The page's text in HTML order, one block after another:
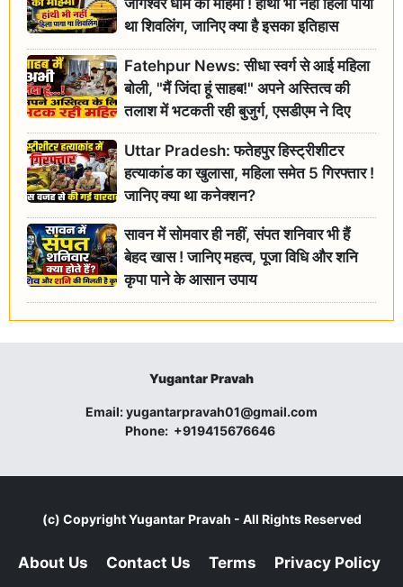
जागेश्वर धाम की महिमा ! हाथी भी नहीं हिला पाया
था शिवलिंग, जानिए क्या है इसका इतिहास
Fatehpur News: सीधा स्वर्ग से आई महिला
बोली, "मैं जिंदा हूं साहब!" अपने अस्तित्व की
तलाश में भटकती रही बुजुर्ग, एसडीएम ने दिए
जांच के आदेश
Uttar Pradesh: फतेहपुर हिस्ट्रीशीटर
हत्याकांड का खुलासा, महिला समेत 5 गिरफ्तार !
जानिए क्या था कनेक्शन?
सावन में सोमवार ही नहीं, संपत शनिवार भी हैं
बेहद खास ! जानिए महत्व, पूजा विधि और शनि
कृपा पाने के आसान उपाय
Yugantar Pravah
Email:yugantarpravah01@gmail.com
Phone: +919415676646
(c) CopyrightYugantar Pravah - All Rights Reserved
About Us Contact Us Terms Privacy Policy